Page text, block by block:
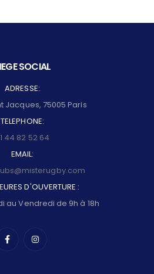
SOCIAL
ADRESSE:
Jacques, 75005 Paris
TELEPHONE:
44 82 52 64
EMAIL:
D'OUVERTURE :
au Vendredi de 9h à 18h